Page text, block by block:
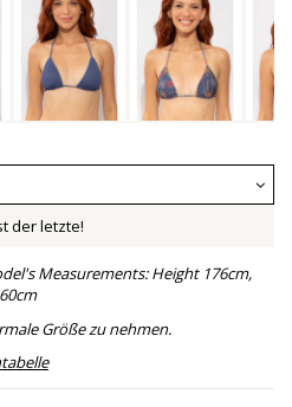
der letzte!
Measurements: Height 176cm,
Größe zu nehmen.